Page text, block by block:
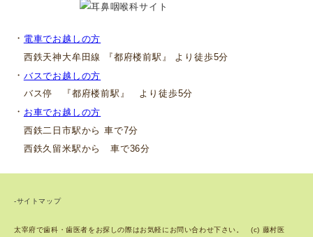
・ 電車でお越しの方
西鉄天神大牟田線 『都府楼前駅』 より徒歩5分
・ バスでお越しの方
バス停 『都府楼前駅』 より徒歩5分
・ お車でお越しの方
西鉄二日市駅から 車で7分
西鉄久留米駅から 車で36分
-サイトマップ
太宰府で歯科・歯医者をお探しの際はお気軽にお問い合わせ下さい。 (c) 藤村医